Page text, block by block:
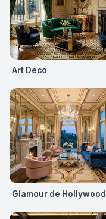
Art Deco
Glamour de Hollywood